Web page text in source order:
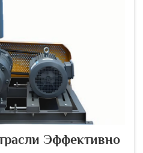
Эффективно